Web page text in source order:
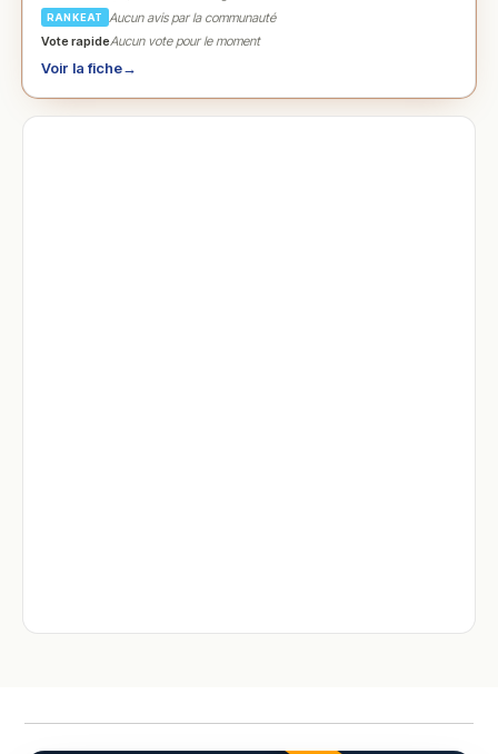
RANKEAT
Aucun avis par la communauté
Vote rapideAucun vote pour le moment
Voir la fiche→